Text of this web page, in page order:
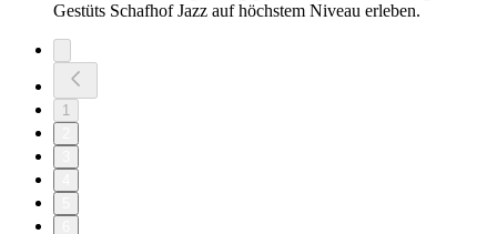
Gestüts Schafhof Jazz auf höchstem Niveau erleben.
1